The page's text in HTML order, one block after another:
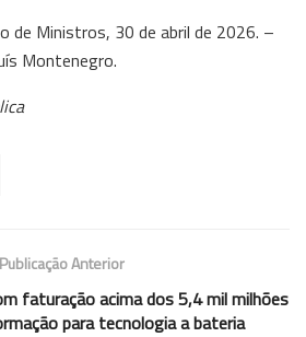
de Ministros, 30 de abril de 2026. –
Montenegro.
Publicação Anterior
faturação acima dos 5,4 mil milhões
para tecnologia a bateria